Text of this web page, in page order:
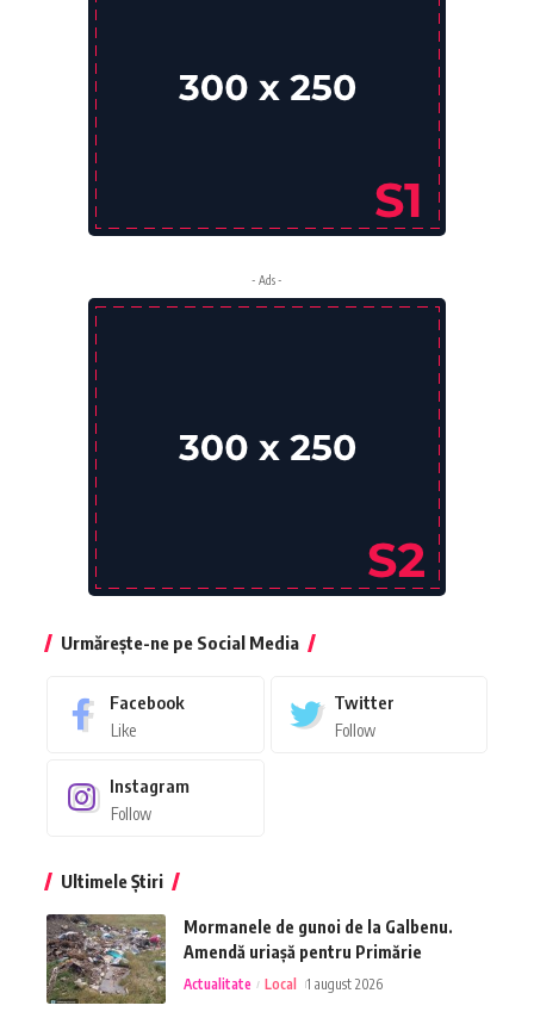
- Ads -
Urmărește-ne pe Social Media
Facebook
Like
Twitter
Follow
Instagram
Follow
Ultimele Știri
Mormanele de gunoi de la Galbenu.
Amendă uriașă pentru Primărie
Actualitate Local 1 august 2026